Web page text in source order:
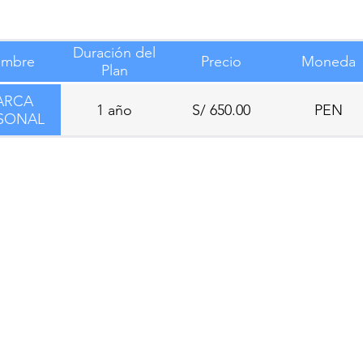
Duración del
Plan
Precio Moneda
1 año S/ 650.00 PEN